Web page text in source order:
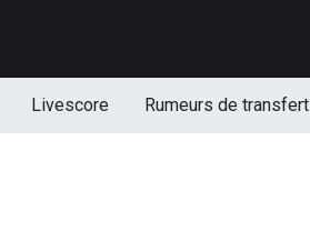
Livescore Rumeurs de transfert